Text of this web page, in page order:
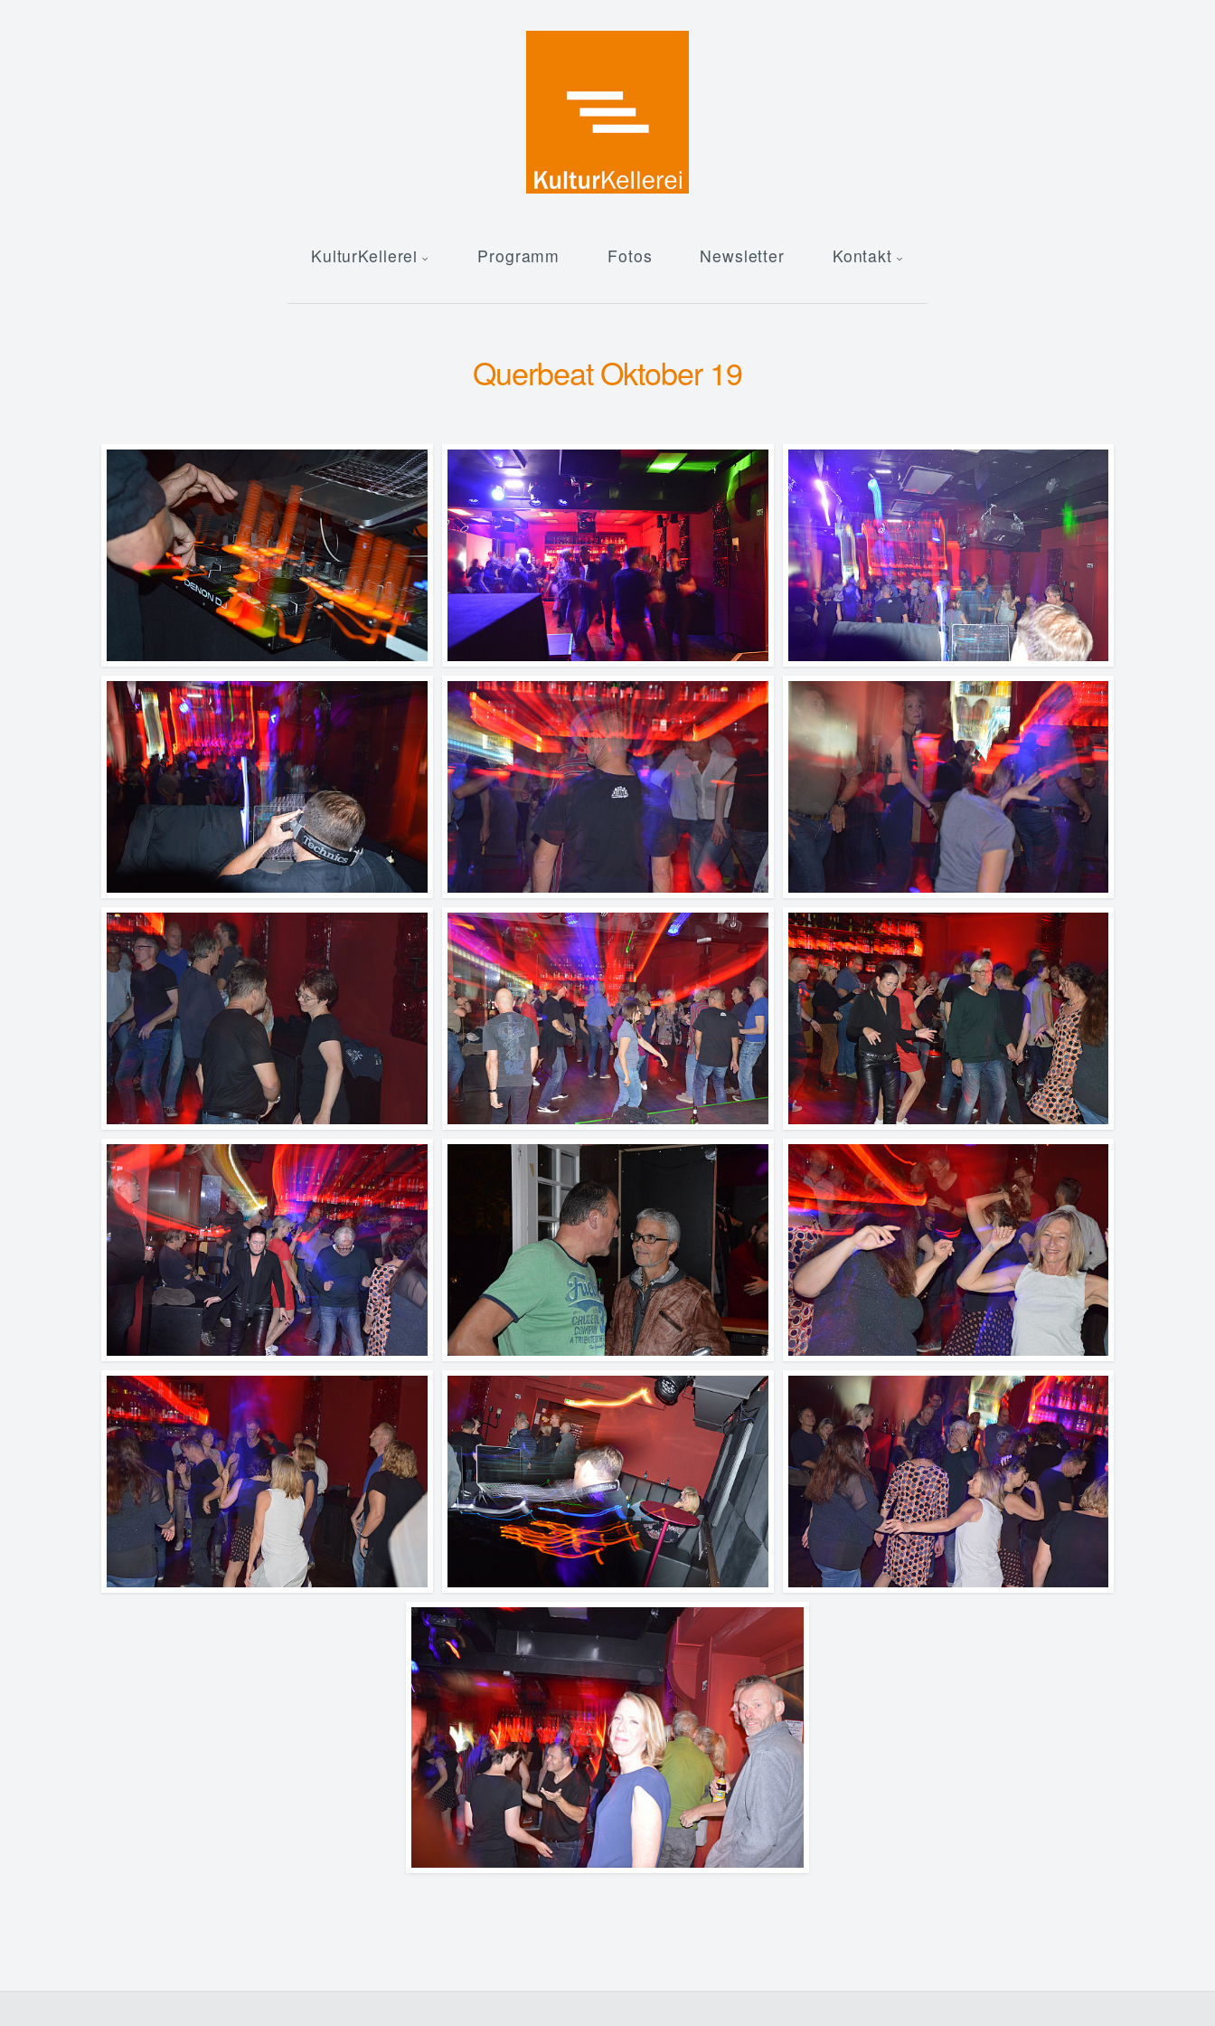
KulturKellerei Programm Fotos Newsletter Kontakt
Querbeat Oktober 19